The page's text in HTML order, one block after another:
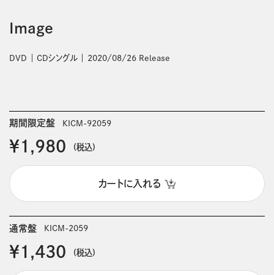
Image
DVD CDシングル 2020/08/26 Release
期間限定盤 KICM-92059
￥1,980 (税込)
カートに入れる
通常盤 KICM-2059
￥1,430 (税込)